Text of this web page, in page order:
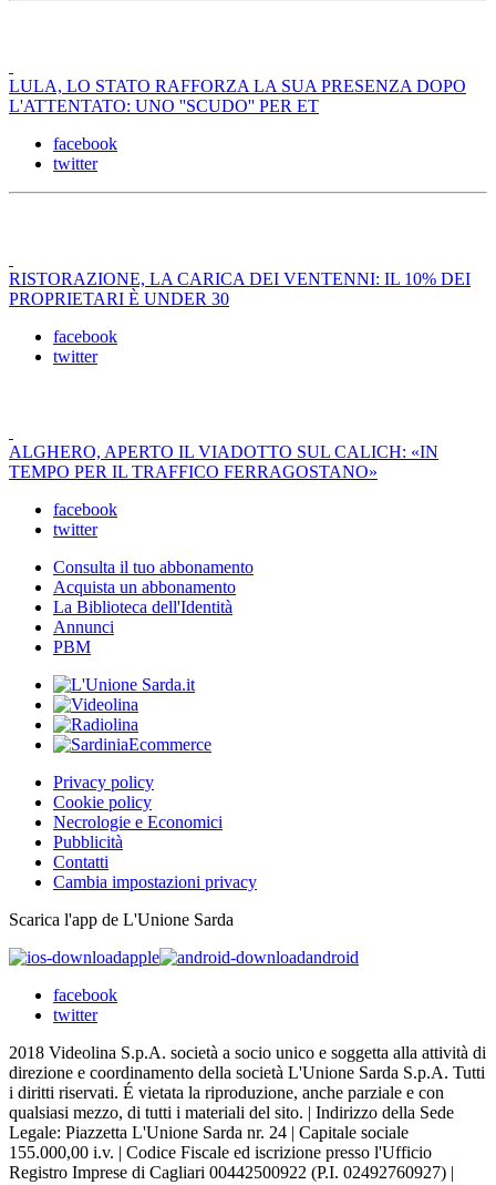
LULA, LO STATO RAFFORZA LA SUA PRESENZA DOPO
L'ATTENTATO: UNO ''SCUDO'' PER ET
facebook
twitter
RISTORAZIONE, LA CARICA DEI VENTENNI: IL 10% DEI
PROPRIETARI È UNDER 30
facebook
twitter
ALGHERO, APERTO IL VIADOTTO SUL CALICH: «IN
TEMPO PER IL TRAFFICO FERRAGOSTANO»
facebook
twitter
Consulta il tuo abbonamento
Acquista un abbonamento
La Biblioteca dell'Identità
Annunci
PBM
Privacy policy
Cookie policy
Necrologie e Economici
Pubblicità
Contatti
Cambia impostazioni privacy
Scarica l'app de L'Unione Sarda
apple
android
facebook
twitter
2018 Videolina S.p.A. società a socio unico e soggetta alla attività di
direzione e coordinamento della società L'Unione Sarda S.p.A. Tutti
i diritti riservati. É vietata la riproduzione, anche parziale e con
qualsiasi mezzo, di tutti i materiali del sito. | Indirizzo della Sede
Legale: Piazzetta L'Unione Sarda nr. 24 | Capitale sociale
155.000,00 i.v. | Codice Fiscale ed iscrizione presso l'Ufficio
Registro Imprese di Cagliari 00442500922 (P.I. 02492760927) |